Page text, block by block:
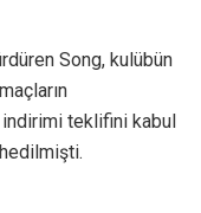
Song, kulübün
teklifini kabul